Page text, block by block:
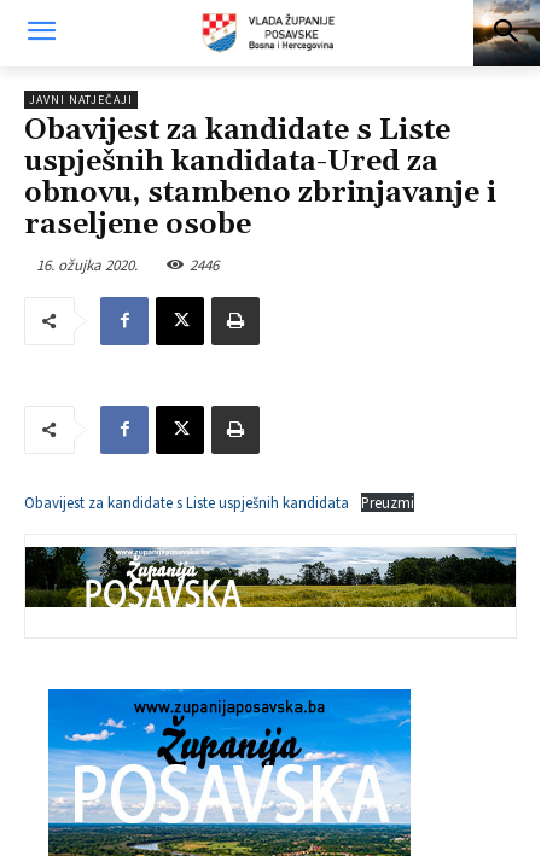
JAVNI NATJEČAJI
Obavijest za kandidate s Liste
uspješnih kandidata-Ured za
obnovu, stambeno zbrinjavanje i
raseljene osobe
16. ožujka 2020. 2446
Obavijest za kandidate s Liste uspješnih kandidata Preuzmi